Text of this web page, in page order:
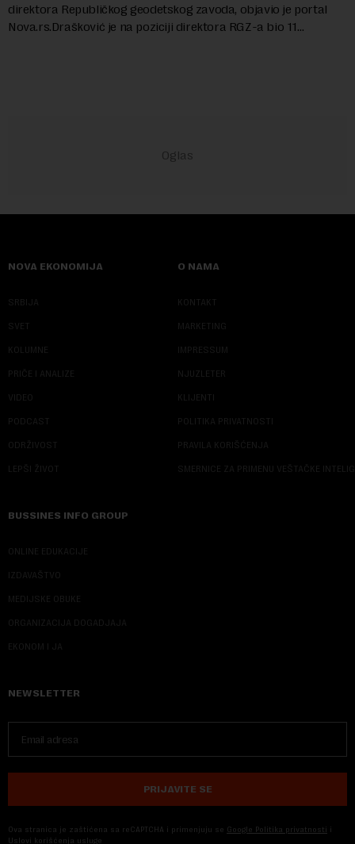
direktora Republičkog geodetskog zavoda, objavio je portal
Nova.rs.Drašković je na poziciji direktora RGZ-a bio 11
NOVA EKONOMIJA
SRBIJA
SVET
KOLUMNE
PRIČE I ANALIZE
VIDEO
PODCAST
ODRŽIVOST
LEPŠI ŽIVOT
O NAMA
KONTAKT
MARKETING
IMPRESSUM
NJUZLETER
KLIJENTI
POLITIKA PRIVATNOSTI
PRAVILA KORIŠĆENJA
SMERNICE ZA PRIMENU VEŠTAČKE
BUSSINES INFO GROUP
ONLINE EDUKACIJE
IZDAVAŠTVO
MEDIJSKE OBUKE
ORGANIZACIJA DOGADJAJA
EKONOM I JA
NEWSLETTER
PRIJAVITE SE
Ova stranica je zaštićena sa reCAPTCHA i primenjuju se Google Politika privatnosti i
Uslovi korišćenja usluge